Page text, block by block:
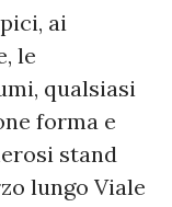
ai
le
qualsiasi
forma e
stand
lungo Viale